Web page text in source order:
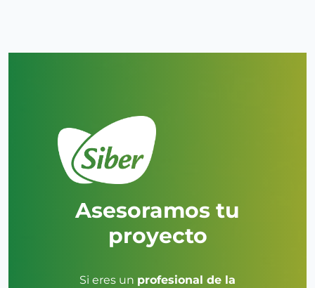
Asesoramos tu
proyecto
Si eres un profesional de la